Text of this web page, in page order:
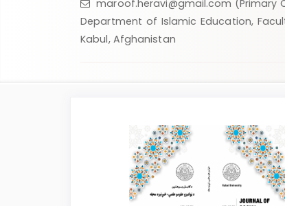
maroof.heravi@gmail.com (Primary
Department of Islamic Education,
Kabul, Afghanistan